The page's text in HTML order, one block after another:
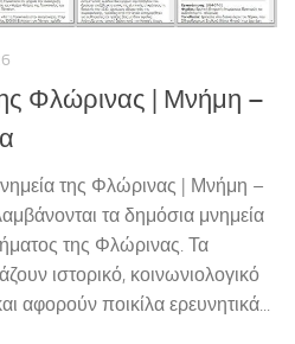
Φλώρινας | Μνήμη –
της Φλώρινας | Μνήμη –
τα δημόσια μνημεία
της Φλώρινας. Τα
ιστορικό, κοινωνιολογικό
αφορούν ποικίλα ερευνητικά...